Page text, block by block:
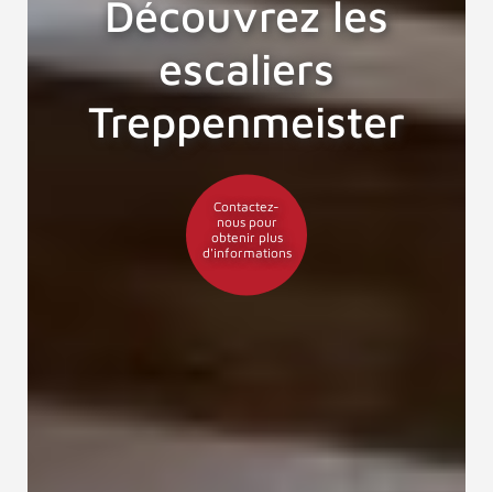
Découvrez les
escaliers
Treppenmeister
Contactez-
nous pour
obtenir plus
d'informations